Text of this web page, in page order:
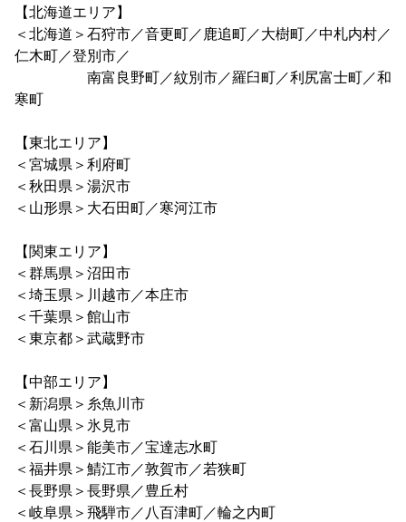
【北海道エリア】
＜北海道＞石狩市／音更町／鹿追町／大樹町／中札内村／
仁木町／登別市／
南富良野町／紋別市／羅臼町／利尻富士町／和
寒町
【東北エリア】
＜宮城県＞利府町
＜秋田県＞湯沢市
＜山形県＞大石田町／寒河江市
【関東エリア】
＜群馬県＞沼田市
＜埼玉県＞川越市／本庄市
＜千葉県＞館山市
＜東京都＞武蔵野市
【中部エリア】
＜新潟県＞糸魚川市
＜富山県＞氷見市
＜石川県＞能美市／宝達志水町
＜福井県＞鯖江市／敦賀市／若狭町
＜長野県＞長野県／豊丘村
＜岐阜県＞飛騨市／八百津町／輪之内町